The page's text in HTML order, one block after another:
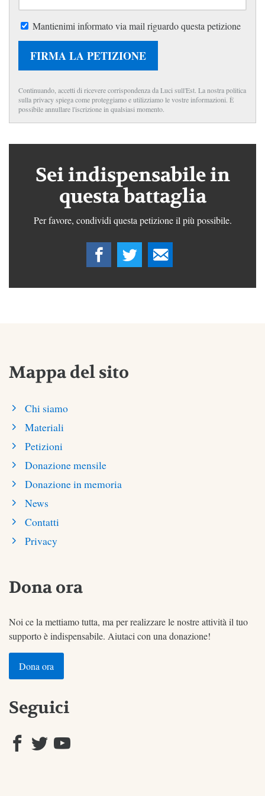
Mantienimi informato via mail riguardo questa petizione
FIRMA LA PETIZIONE
Continuando, accetti di ricevere corrispondenza da Luci sull'Est. La nostra politica
sulla privacy spiega come proteggiamo e utilizziamo le vostre informazioni. È
possibile annullare l'iscrizione in qualsiasi momento.
Sei indispensabile in
questa battaglia
Per favore, condividi questa petizione il più possibile.
Mappa del sito
Chi siamo
Materiali
Petizioni
Donazione mensile
Donazione in memoria
News
Contatti
Privacy
Dona ora
Noi ce la mettiamo tutta, ma per realizzare le nostre attività il tuo
supporto è indispensabile. Aiutaci con una donazione!
Dona ora
Seguici